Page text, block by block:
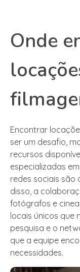
Onde
Encontrar
ser um desafio,
recursos
especializadas
redes sociais são
disso, a
fotógrafos e
locais únicos que
pesquisa e o
que a equipe
necessidades.